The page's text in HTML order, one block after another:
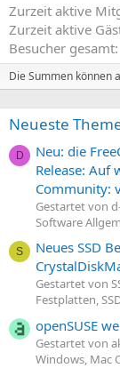
Zurzeit aktive
Zurzeit aktive
Besucher gesamt
Die Summen können
Neueste
D
Neu: die
Release: Auf
Community:
Gestartet von
Software
S
Neues SSD
Gestartet von
Festplatten,
openSUSE
Gestartet von
Windows, Mac